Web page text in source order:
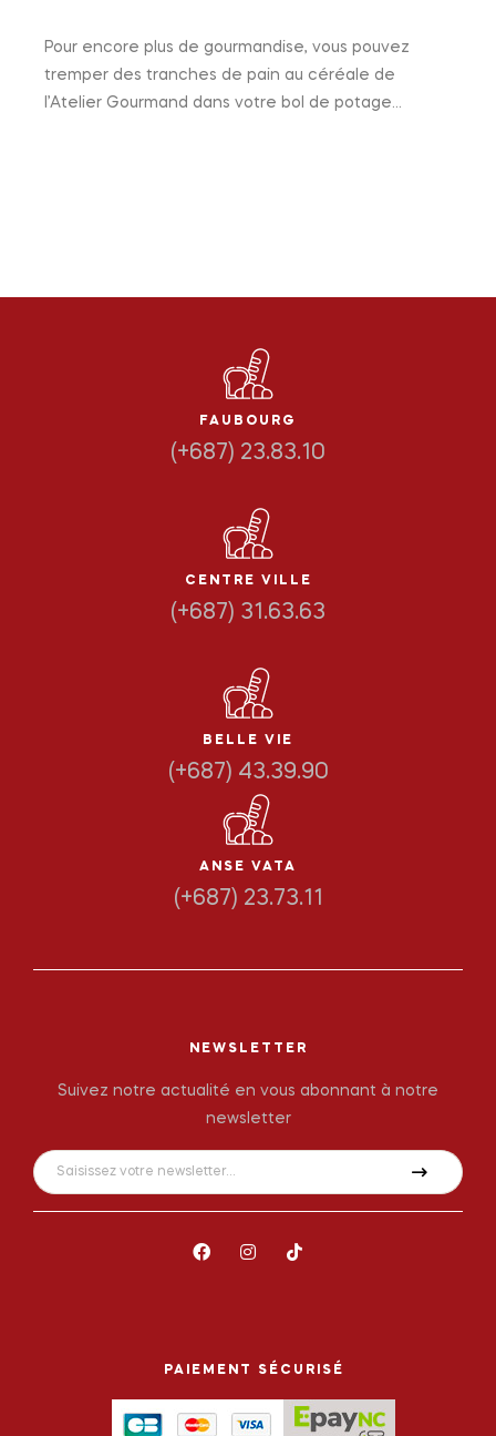
Pour encore plus de gourmandise, vous pouvez
tremper des tranches de pain au céréale de
l’Atelier Gourmand dans votre bol de potage…
FAUBOURG
(+687) 23.83.10
CENTRE VILLE
(+687) 31.63.63
BELLE VIE
(+687) 43.39.90
ANSE VATA
(+687) 23.73.11
NEWSLETTER
Suivez notre actualité en vous abonnant à notre
newsletter
PAIEMENT SÉCURISÉ